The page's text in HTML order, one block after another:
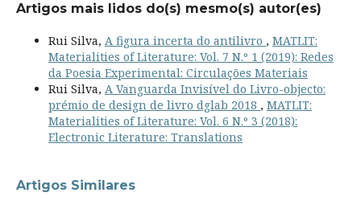
Artigos mais lidos do(s) mesmo(s) autor(es)
Rui Silva, A figura incerta do antilivro , MATLIT:
Materialities of Literature: Vol. 7 N.º 1 (2019): Redes
da Poesia Experimental: Circulações Materiais
Rui Silva, A Vanguarda Invisível do Livro-objecto:
prémio de design de livro dglab 2018 , MATLIT:
Materialities of Literature: Vol. 6 N.º 3 (2018):
Electronic Literature: Translations
Artigos Similares